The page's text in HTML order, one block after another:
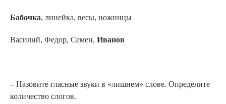
Бабочка, линейка, весы, ножницы
Василий, Федор, Семен, Иванов
– Назовите гласные звуки в «лишнем» слове. Определите
количество слогов.